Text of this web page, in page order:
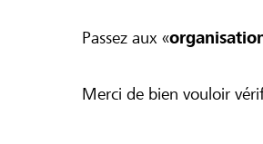
Passez aux «
Merci de bien vouloir